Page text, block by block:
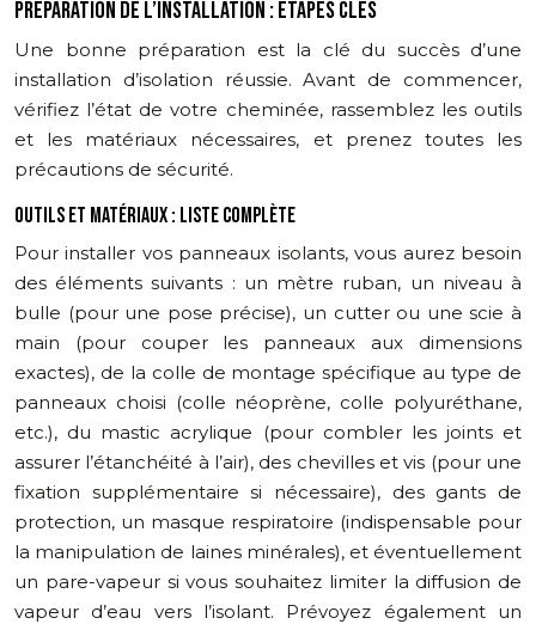
PRÉPARATION DE L’INSTALLATION : ÉTAPES CLÉS
Une bonne préparation est la clé du succès d’une
installation d’isolation réussie. Avant de commencer,
vérifiez l’état de votre cheminée, rassemblez les outils
et les matériaux nécessaires, et prenez toutes les
précautions de sécurité.
OUTILS ET MATÉRIAUX : LISTE COMPLÈTE
Pour installer vos panneaux isolants, vous aurez besoin
des éléments suivants : un mètre ruban, un niveau à
bulle (pour une pose précise), un cutter ou une scie à
main (pour couper les panneaux aux dimensions
exactes), de la colle de montage spécifique au type de
panneaux choisi (colle néoprène, colle polyuréthane,
etc.), du mastic acrylique (pour combler les joints et
assurer l’étanchéité à l’air), des chevilles et vis (pour une
fixation supplémentaire si nécessaire), des gants de
protection, un masque respiratoire (indispensable pour
la manipulation de laines minérales), et éventuellement
un pare-vapeur si vous souhaitez limiter la diffusion de
vapeur d’eau vers l’isolant. Prévoyez également un